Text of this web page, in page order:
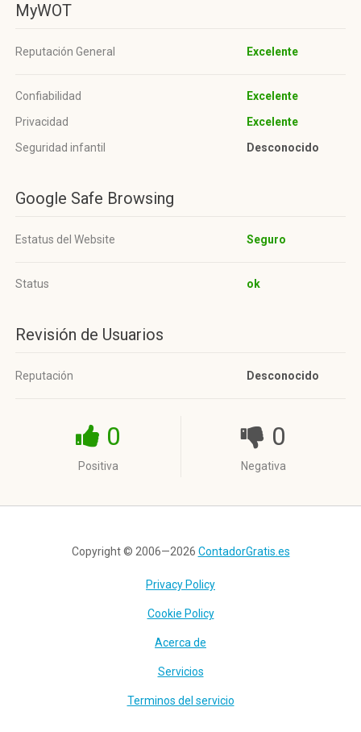
MyWOT
Reputación General Excelente
Confiabilidad
Excelente
Privacidad
Excelente
Seguridad infantil
Desconocido
Google Safe Browsing
Estatus del Website Seguro
Status ok
Revisión de Usuarios
Reputación Desconocido
0
Positiva
0
Negativa
Copyright © 2006—2026 ContadorGratis.es
Privacy Policy
Cookie Policy
Acerca de
Servicios
Terminos del servicio